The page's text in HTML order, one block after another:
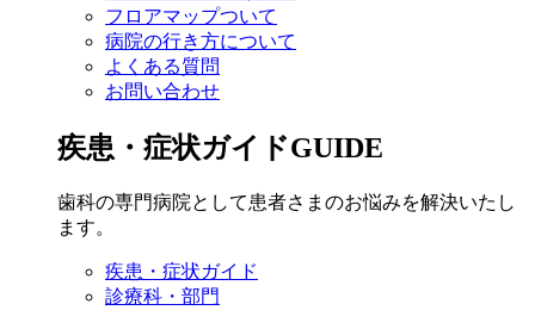
フロアマップついて
病院の行き方について
よくある質問
お問い合わせ
疾患・症状ガイドGUIDE
歯科の専門病院として患者さまのお悩みを解決いたし
ます。
疾患・症状ガイド
診療科・部門